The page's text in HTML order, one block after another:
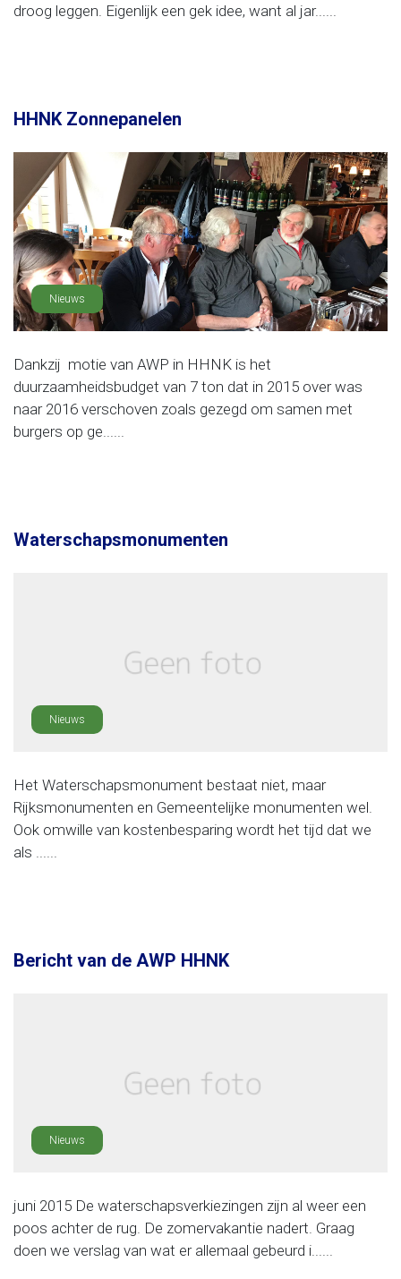
droog leggen. Eigenlijk een gek idee, want al jar......
HHNK Zonnepanelen
Nieuws
Dankzij motie van AWP in HHNK is het
duurzaamheidsbudget van 7 ton dat in 2015 over was
naar 2016 verschoven zoals gezegd om samen met
burgers op ge......
Waterschapsmonumenten
Nieuws
Het Waterschapsmonument bestaat niet, maar
Rijksmonumenten en Gemeentelijke monumenten wel.
Ook omwille van kostenbesparing wordt het tijd dat we
als ......
Bericht van de AWP HHNK
Nieuws
juni 2015 De waterschapsverkiezingen zijn al weer een
poos achter de rug. De zomervakantie nadert. Graag
doen we verslag van wat er allemaal gebeurd i......